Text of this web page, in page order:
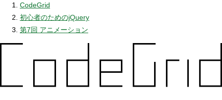
CodeGrid
初心者のためのjQuery
第7回 アニメーション